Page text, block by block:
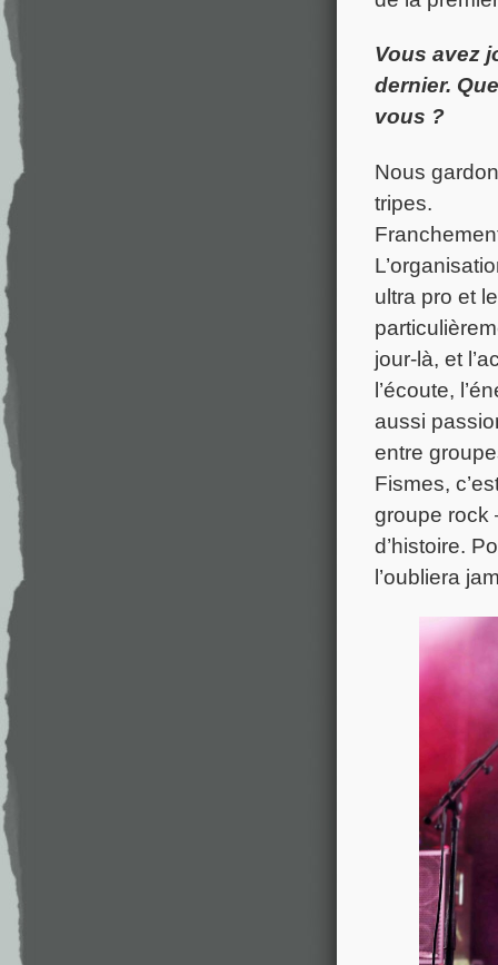
Vous avez
dernier.
vous ?
Nous
tripes.
ultra pro et
jour-là, et
l’écoute,
aussi
entre
Fismes,
groupe rock
d’histoire.
l’oubliera